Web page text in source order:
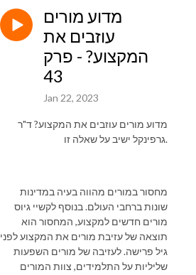
מדוע מורים
עוזבים את
המקצוע? - פרק
43
Jan 22, 2023
מדוע מורים עוזבים את המקצוע? ד"ר
גרפינקל ישיב על שאלה זו.
מחסור במורים מהווה בעיה במדינות
שונות ברחבי העולם. בנוסף לקשיי גיוס
מורים חדשים למקצוע, המחסור הוא
תוצאה של עזיבת מורים את המקצוע לפני
גיל פרישה. לעזיבה של מורים השפעות
שליליות על התלמידים, צוות המורים